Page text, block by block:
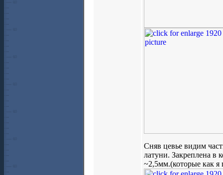
Сняв цевье видим
латуни. Закреплена в
~2,5мм.(которые как я